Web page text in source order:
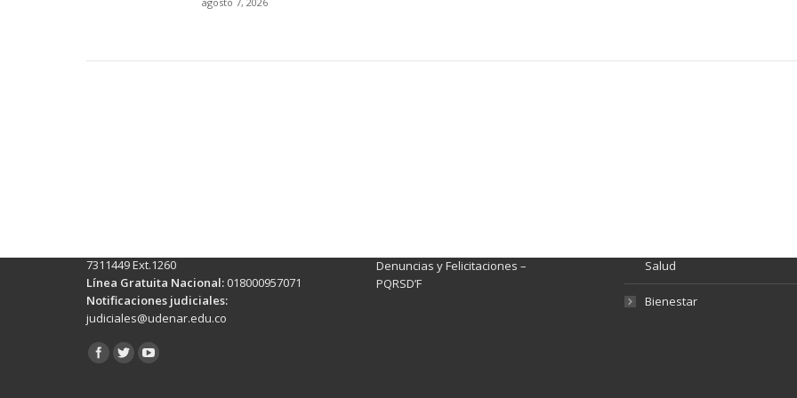
7311449 Ext.1260
Línea Gratuita Nacional: 018000957071
Notificaciones judiciales:
judiciales@udenar.edu.co
Encuéntranos en:
Denuncias y Felicitaciones –
PQRSD’F
Salud
Bienestar